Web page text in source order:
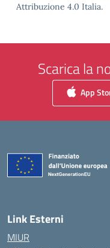
Attribuzione 4.0 Italia.
Scarica la
App
Link Esterni
MIUR